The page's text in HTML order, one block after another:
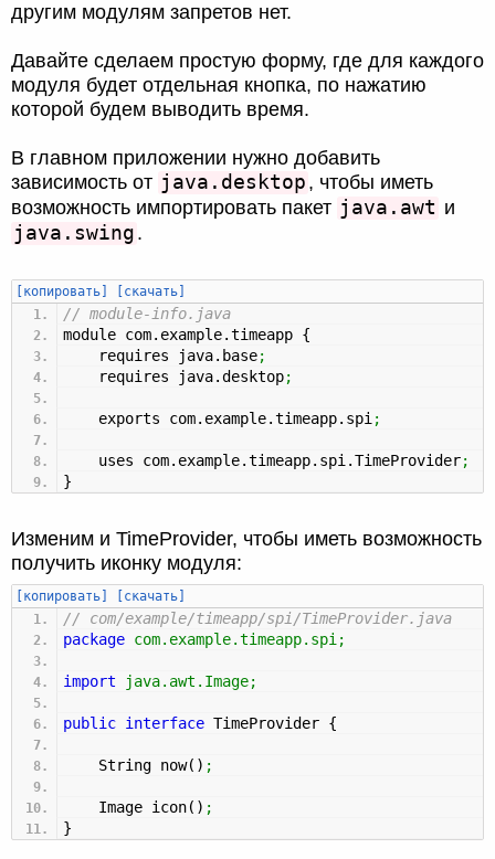
другим модулям запретов нет.
Давайте сделаем простую форму, где для каждого
модуля будет отдельная кнопка, по нажатию
которой будем выводить время.
В главном приложении нужно добавить
зависимость от java.desktop , чтобы иметь
возможность импортировать пакет java.awt и
java.swing .
[копировать] [скачать]
// module-info.java
module com. example.timeapp {
requires java. base;
requires java.desktop;
exports com. example.timeapp. spi ;
uses com. example.timeapp. spi .TimeProvider;
}
Изменим и TimeProvider, чтобы иметь возможность
получить иконку модуля:
[копировать] [скачать]
// com/example/timeapp/spi/TimeProvider.java
package com.example.timeapp.spi ;
import java.awt.Image;
public interface TimeProvider {
String now( ) ;
Image icon( ) ;
}